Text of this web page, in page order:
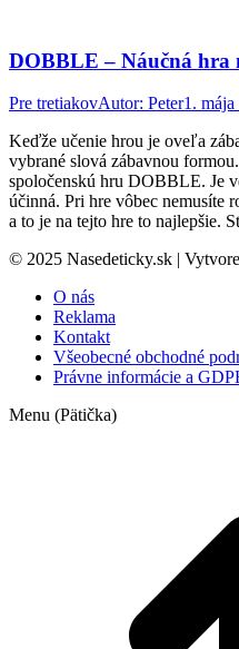
DOBBLE – Náučná hra
Pre tretiakovAutor: Peter1. mája
Keďže učenie hrou je oveľa
vybrané slová zábavnou
spoločenskú hru DOBBLE. Je
účinná. Pri hre vôbec nemusíte
a to je na tejto hre to najlepšie.
© 2025 Nasedeticky.sk |
O nás
Reklama
Kontakt
Všeobecné obchodné
Právne informácie a
Menu (Pätička)